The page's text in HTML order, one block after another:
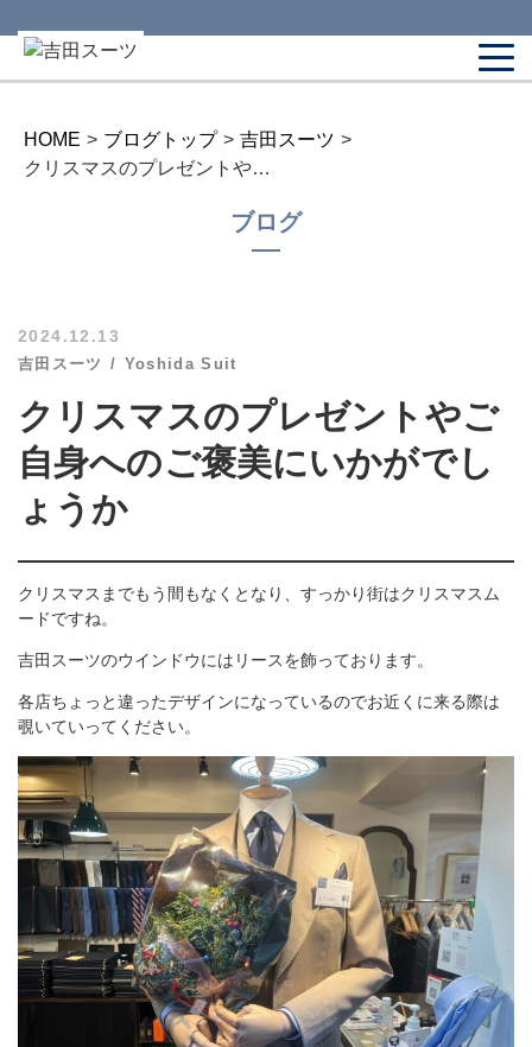
HOME > ブログトップ > 吉田スーツ >
クリスマスのプレゼントやご自身へのご褒美にいかがでしょうか
ブログ
2024.12.13
吉田スーツ Yoshida Suit
クリスマスのプレゼントやご
自身へのご褒美にいかがでし
ょうか
クリスマスまでもう間もなくとなり、すっかり街はクリスマスム
ードですね。
吉田スーツのウインドウにはリースを飾っております。
各店ちょっと違ったデザインになっているのでお近くに来る際は
覗いていってください。